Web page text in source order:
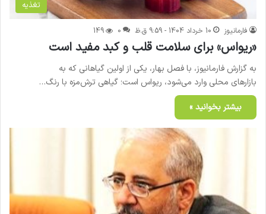
تغذیه
فارمانیوز 10 خرداد 1404 - 9:59 ق.ظ 0
149
«ریواس» برای سلامت قلب و کبد مفید است
به گزارش فارمانیوز، با فصل بهار، یکی از اولین گیاهانی که به
بازارهای محلی وارد می‌شود، ریواس است؛ گیاهی ترش‌مزه با رنگ…
بیشتر بخوانید »